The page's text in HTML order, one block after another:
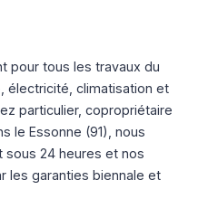
pour tous les travaux du
électricité, climatisation et
particulier, copropriétaire
le Essonne (91), nous
sous 24 heures et nos
les garanties biennale et